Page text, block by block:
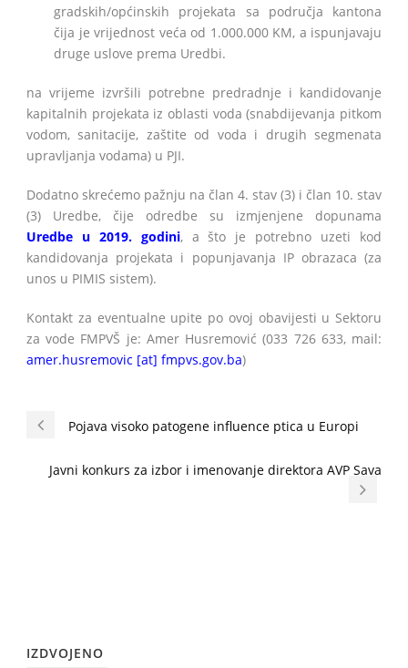
gradskih/općinskih projekata sa područja kantona
čija je vrijednost veća od 1.000.000 KM, a ispunjavaju
druge uslove prema Uredbi.
na vrijeme izvršili potrebne predradnje i kandidovanje
kapitalnih projekata iz oblasti voda (snabdijevanja pitkom
vodom, sanitacije, zaštite od voda i drugih segmenata
upravljanja vodama) u PJI.
Dodatno skrećemo pažnju na član 4. stav (3) i član 10. stav
(3) Uredbe, čije odredbe su izmjenjene dopunama
Uredbe u 2019. godini, a što je potrebno uzeti kod
kandidovanja projekata i popunjavanja IP obrazaca (za
unos u PIMIS sistem).
Kontakt za eventualne upite po ovoj obavijesti u Sektoru
za vode FMPVŠ je: Amer Husremović (033 726 633, mail:
amer.husremovic [at] fmpvs.gov.ba)
Pojava visoko patogene influence ptica u Europi
Javni konkurs za izbor i imenovanje direktora AVP Sava
IZDVOJENO